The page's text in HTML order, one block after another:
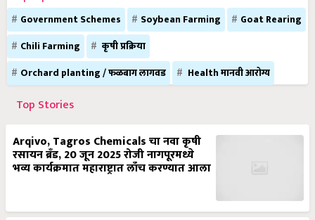
Government Schemes Soybean Farming
Goat Rearing
Chili Farming
कृषी प्रक्रिया
Orchard planting / फळबाग लागवड
Health मानवी आरोग्य
Top Stories
Arqivo, Tagros Chemicals चा नवा कृषी
रसायन ब्रँड, 20 जून 2025 रोजी नागपूरमध्ये
भव्य कार्यक्रमात महाराष्ट्रात लाँच करण्यात आला